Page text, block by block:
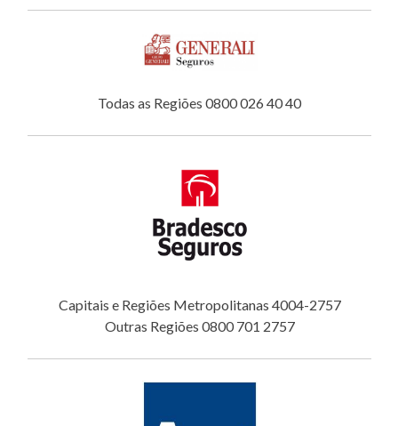
Todas as Regiões 0800 026 40 40
Capitais e Regiões Metropolitanas 4004-2757
Outras Regiões 0800 701 2757